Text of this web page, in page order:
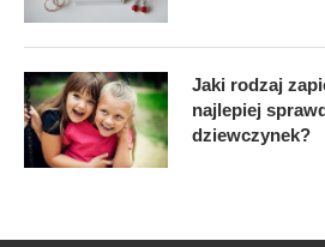
Jaki rodzaj
najlepiej
dziewczynek?